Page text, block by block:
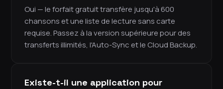
Oui — le forfait gratuit transfère jusqu'à 600
chansons et une liste de lecture sans carte
requise. Passez à la version supérieure pour des
transferts illimités, l'Auto-Sync et le Cloud Backup.
Existe-t-il une application pour